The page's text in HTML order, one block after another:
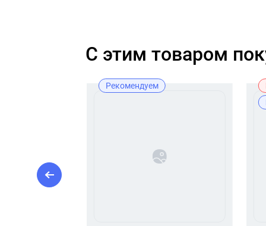
C этим товаром
Рекомендуем